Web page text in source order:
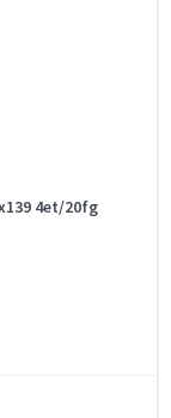
4et/20fg